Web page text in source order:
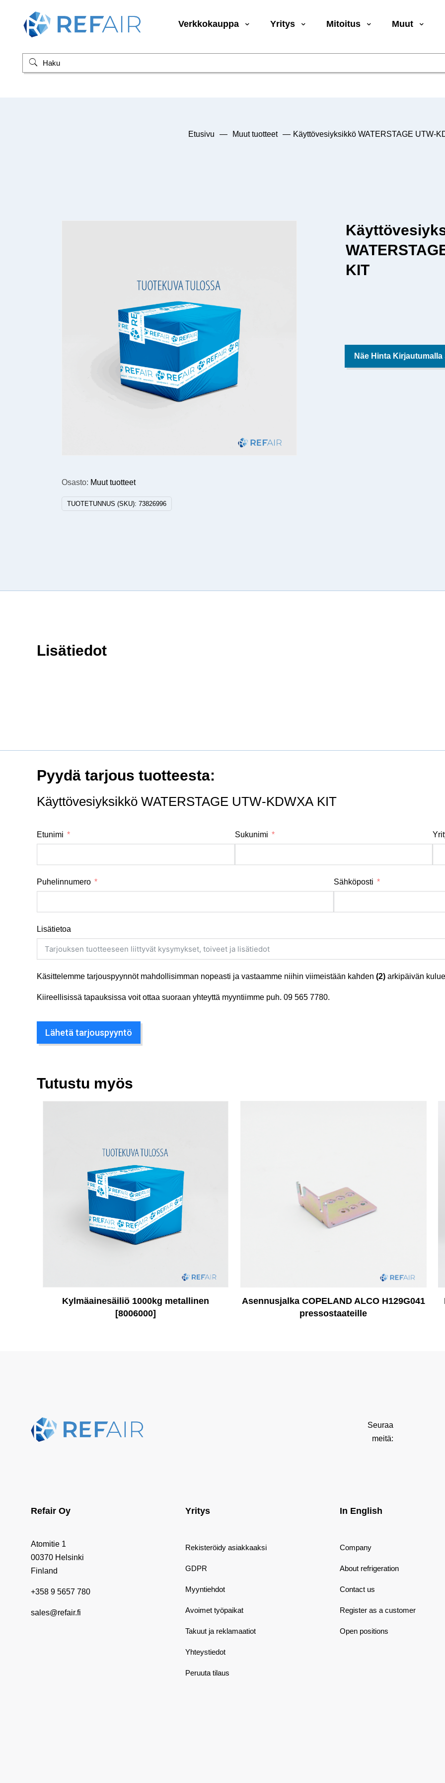
Verkkokauppa Yritys Mitoitus Muut
Etusivu — Muut tuotteet — Käyttövesiyksikkö WATERSTAGE UTW-
Osasto: Muut tuotteet
TUOTETUNNUS (SKU):73826996
KIT
Näe Hinta Kirjautumalla
Lisätiedot
Pyydä tarjous tuotteesta:
Käyttövesiyksikkö WATERSTAGE UTW-KDWXA KIT
Etunimi Sukunimi
Puhelinnumero Sähköposti
Lisätietoa
Käsittelemme tarjouspyynnöt mahdollisimman nopeasti ja vastaamme niihin viimeistään kahden (2) arkipäivän
Kiireellisissä tapauksissa voit ottaa suoraan yhteyttä myyntiimme puh. 09 565 7780.
Lähetä tarjouspyyntö
Tutustu myös
Kylmäainesäiliö 1000kg metallinen
[8006000]
Asennusjalka COPELAND ALCO H129G041
pressostaateille
Seuraa
meitä:
Refair Oy
Atomitie 1
00370 Helsinki
Finland
+358 9 5657 780
sales@refair.fi
Yritys
Rekisteröidy asiakkaaksi
GDPR
Myyntiehdot
Avoimet työpaikat
Takuut ja reklamaatiot
Yhteystiedot
Peruuta tilaus
In English
Company
About refrigeration
Contact us
Register as a customer
Open positions